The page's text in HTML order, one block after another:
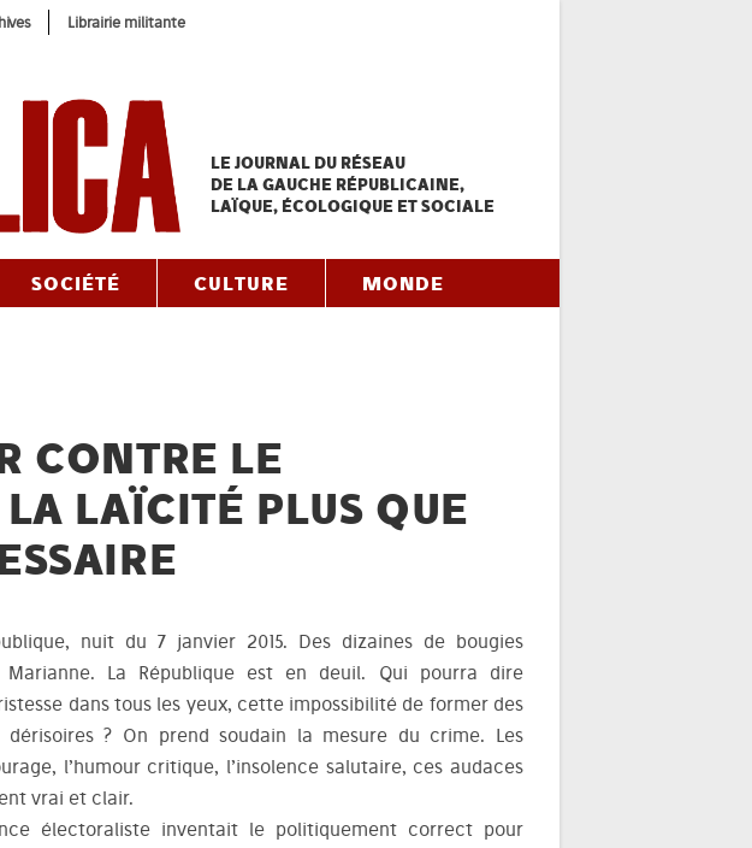
Librairie militante
LE JOURNAL DU RÉSEAU
DE LA GAUCHE RÉPUBLICAINE,
LAÏQUE, ÉCOLOGIQUE ET SOCIALE
SOCIÉTÉ CULTURE MONDE
CONTRE LE
LAÏCITÉ PLUS QUE
nuit du 7 janvier 2015. Des dizaines de bougies
La République est en deuil. Qui pourra dire
dans tous les yeux, cette impossibilité de former des
? On prend soudain la mesure du crime. Les
l’humour critique, l’insolence salutaire, ces audaces
vrai et clair.
électoraliste inventait le politiquement correct pour